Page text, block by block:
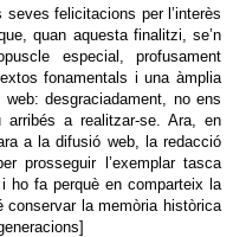
felicitacions per l’interès
quan aquesta finalitzi, se’n
especial, profusament
fonamentals i una àmplia
desgraciadament, no ens
a realitzar-se. Ara, en
a la difusió web, la redacció
prosseguir l’exemplar tasca
ho fa perquè en comparteix la
la memòria històrica